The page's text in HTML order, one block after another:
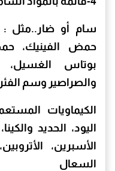
سام أو ضار..مثل :
حمض الفينيك، حمض
بوتاس الغسيل،
والصراصير وسم
الكيماويات
اليود، الحديد
الأسبرين،
السعال